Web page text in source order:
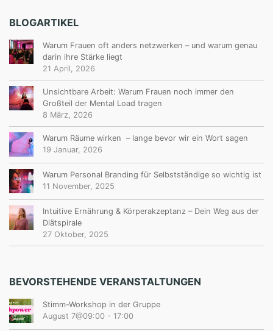
BLOGARTIKEL
Warum Frauen oft anders netzwerken – und warum genau
darin ihre Stärke liegt
21 April, 2026
Unsichtbare Arbeit: Warum Frauen noch immer den
Großteil der Mental Load tragen
8 März, 2026
Warum Räume wirken – lange bevor wir ein Wort sagen
19 Januar, 2026
Warum Personal Branding für Selbstständige so wichtig ist
11 November, 2025
Intuitive Ernährung & Körperakzeptanz – Dein Weg aus der
Diätspirale
27 Oktober, 2025
BEVORSTEHENDE VERANSTALTUNGEN
Stimm-Workshop in der Gruppe
August 7@09:00 - 17:00